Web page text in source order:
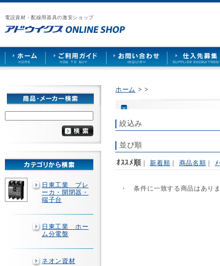
電設資材・配線用器具の激安ショップ
漏
電
ブ
レ
ー
カ
ー
や
照
ケ
ッ
ト
な
で
販
売
ア
ウ
イ
ス
HOME
ご
用
ガ
ド
お
い
合
せ
仕
先
募
日東工業 ブレ
ーカ・開閉器・
端子台
日東工業 ホー
ム分電盤
ネオン資材
ホーム > >
絞込み
並び順
ｵｽｽﾒ順 ｜ 新着順 ｜ 商品名順 ｜ ﾒ
・ 条件に一致する商品はあり